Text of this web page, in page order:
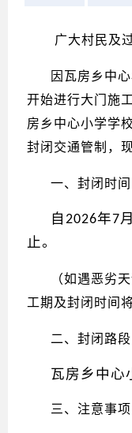
广大村民及
因瓦房乡中
开始进行大门施
房乡中心小学学
封闭交通管制，
一、封闭时间
自 2026年7月
止。
（如遇恶劣
工期及封闭时间
二、封闭路段
瓦房乡中心
三、注意事项